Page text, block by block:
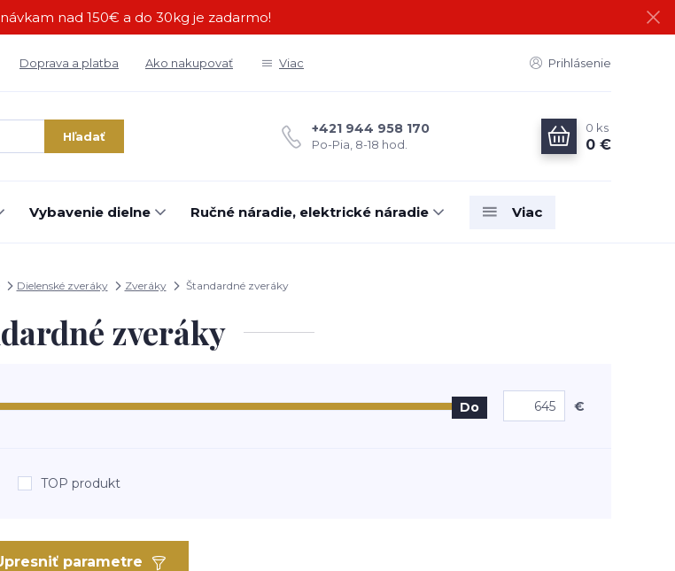
nad 150€ a do 30kg je zadarmo!
Doprava a platba Ako nakupovať Viac Prihlásenie
Hľadať +421 944 958 170
Po-Pia, 8-18 hod.
0 ks
0 €
Vybavenie dielne Ručné náradie, elektrické náradie Viac
Dielenské zveráky Zveráky Štandardné zveráky
zveráky
parametre
Do €
TOP produkt